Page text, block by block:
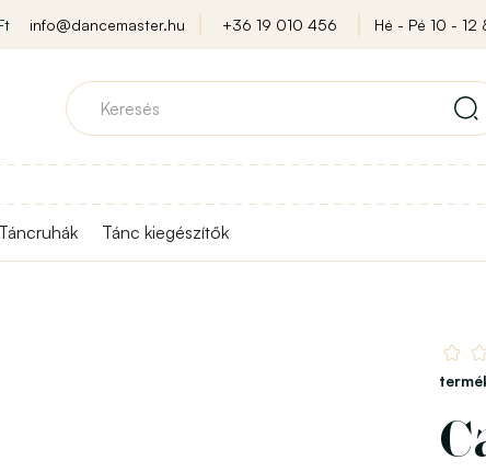
info@dancemaster.hu +36 19 010 456 Hé - Pé 10 - 12
Táncruhák Tánc kiegészítők